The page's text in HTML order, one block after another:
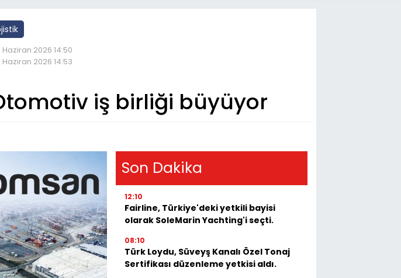
Haziran 2026 14:50
2026 14:53
iş birliği büyüyor
Son Dakika
12:10
Fairline, Türkiye'deki yetkili bayisi
olarak SoleMarin Yachting'i seçti.
08:10
Türk Loydu, Süveyş Kanalı Özel Tonaj
Sertifikası düzenleme yetkisi aldı.